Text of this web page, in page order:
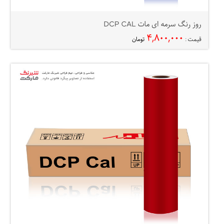
روز رنگ سرمه ای مات DCP CAL
قیمت : ۴,۸۰۰,۰۰۰ تومان